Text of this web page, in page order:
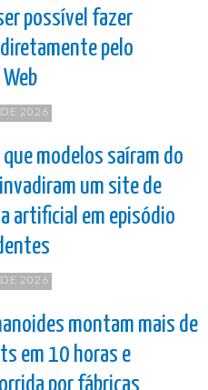
possível fazer
pelo
2026
que modelos saíram do
um site de
artificial em episódio
2026
montam mais de
em 10 horas e
por fábricas